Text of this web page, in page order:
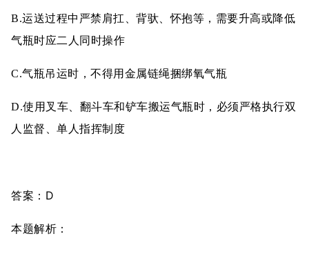
B.运送过程中严禁肩扛、背驮、怀抱等，需要升高或降低
气瓶时应二人同时操作
C.气瓶吊运时，不得用金属链绳捆绑氧气瓶
D.使用叉车、翻斗车和铲车搬运气瓶时，必须严格执行双
人监督、单人指挥制度
答案： D
本题解析：